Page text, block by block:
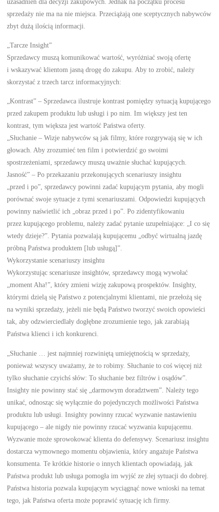
sprzedaży nie ma na nie miejsca. Przeciążają one sceptycznych nabywców
zbyt dużą ilością informacji.
„Tarcze Insight”
Sprzedawcy muszą komunikować wartość, wyróżniać swoją ofertę
i wskazywać klientom jasną drogę do zakupu. Aby to zrobić, należy
skorzystać z trzech tarcz informacyjnych:
„Kontrast” – Sprzedawca ilustruje kontrast pomiędzy sytuacją kupującego
przed zakupem produktu lub usługi i po nim. Im większy jest ten
kontrast, tym większa jest wartość Państwa oferty.
„Słuchanie – Wizje nabywców są jak filmy, które rozgrywają się w ich
głowach. Aby zrozumieć ten film i potwierdzić go swoimi
spostrzeżeniami, sprzedawcy muszą uważnie słuchać kupujących.
Jasność” – Po przekazaniu przekonujących scenariuszy insightu
„przed i po”, sprzedawcy powinni zadać kupującym pytania, aby mogli
porównać swoje sytuacje z tymi scenariuszami. Odpowiedzi kupujących
powinny naświetlić ich „obraz przed i po”. Po zidentyfikowaniu
przez kupującego problemu, należy zadać pytanie uzupełniające: „I co się
wtedy dzieje?”. Pytania pozwalają kupującemu „odbyć wirtualną jazdę
próbną Państwa produktem [lub usługą]”.
Wykorzystanie scenariuszy insightu
Wykorzystując scenariusze insightów, sprzedawcy mogą wywołać
„moment Aha!”, który zmieni wizję zakupową prospektów. Insighty,
którymi dzielą się Państwo z potencjalnymi klientami, nie przełożą się
na wyniki sprzedaży, jeżeli nie będą Państwo tworzyć swoich opowieści
tak, aby odzwierciedlały dogłębne zrozumienie tego, jak zarabiają
Państwa klienci i ich konkurenci.
„Słuchanie … jest najmniej rozwiniętą umiejętnością w sprzedaży,
ponieważ wszyscy uważamy, że to robimy. Słuchanie to coś więcej niż
tylko słuchanie czyichś słów: To słuchanie bez filtrów i osądów”.
Insighty nie powinny stać się „darmowym doradztwem”. Należy tego
unikać, odnosząc się wyłącznie do pojedynczych możliwości Państwa
produktu lub usługi. Insighty powinny rzucać wyzwanie nastawieniu
kupującego – ale nigdy nie powinny rzucać wyzwania kupującemu.
Wyzwanie może sprowokować klienta do defensywy. Scenariusz insightu
dostarcza wymownego momentu objawienia, który angażuje Państwa
konsumenta. Te krótkie historie o innych klientach opowiadają, jak
Państwa produkt lub usługa pomogła im wyjść ze złej sytuacji do dobrej.
Państwa historia pozwala kupującym wyciągnąć nowe wnioski na temat
tego, jak Państwa oferta może poprawić sytuację ich firmy.